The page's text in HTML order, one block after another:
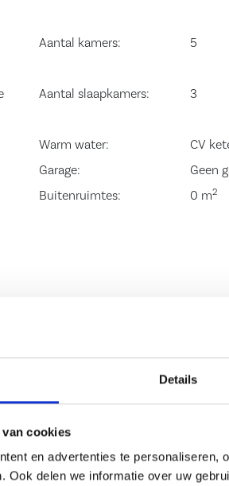
Details
cookies
en advertenties te personaliseren,
Ook delen we informatie over uw
kastenwand
1 met vaste
tevens een
Aantal kamers: 5
Aantal slaapkamers: 3
Warm water: CV
Garage: Geen
Buitenruimtes: 0 m2